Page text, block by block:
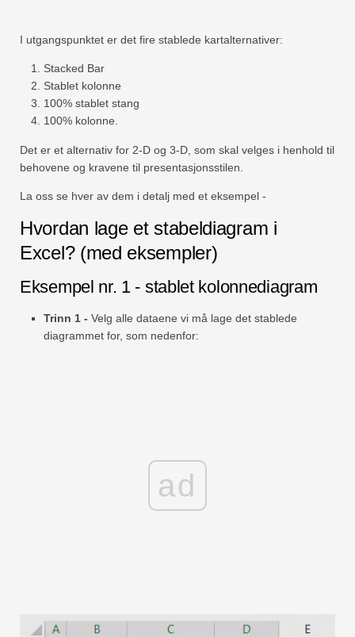
I utgangspunktet er det fire stablede kartalternativer:
Stacked Bar
Stablet kolonne
100% stablet stang
100% kolonne.
Det er et alternativ for 2-D og 3-D, som skal velges i henhold til
behovene og kravene til presentasjonsstilen.
La oss se hver av dem i detalj med et eksempel -
Hvordan lage et stabeldiagram i
Excel? (med eksempler)
Eksempel nr. 1 - stablet kolonnediagram
Trinn 1 - Velg alle dataene vi må lage det stablede
diagrammet for, som nedenfor:
ad